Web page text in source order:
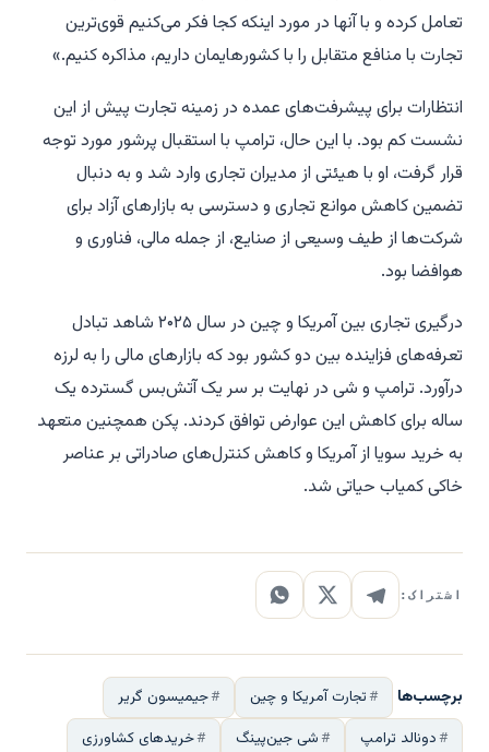
تعامل کرده و با آنها در مورد اینکه کجا فکر می‌کنیم قوی‌ترین
تجارت با منافع متقابل را با کشورهایمان داریم، مذاکره کنیم.»
انتظارات برای پیشرفت‌های عمده در زمینه تجارت پیش از این
نشست کم بود. با این حال، ترامپ با استقبال پرشور مورد توجه
قرار گرفت، او با هیئتی از مدیران تجاری وارد شد و به دنبال
تضمین کاهش موانع تجاری و دسترسی به بازارهای آزاد برای
شرکت‌ها از طیف وسیعی از صنایع، از جمله مالی، فناوری و
هوافضا بود.
درگیری تجاری بین آمریکا و چین در سال ۲۰۲۵ شاهد تبادل
تعرفه‌های فزاینده بین دو کشور بود که بازارهای مالی را به لرزه
درآورد. ترامپ و شی در نهایت بر سر یک آتش‌بس گسترده یک
ساله برای کاهش این عوارض توافق کردند. پکن همچنین متعهد
به خرید سویا از آمریکا و کاهش کنترل‌های صادراتی بر عناصر
خاکی کمیاب حیاتی شد.
اشتراک:
برچسب‌ها تجارت آمریکا و چین
جیمیسون گریر
دونالد ترامپ
شی جین‌پینگ
خریدهای کشاورزی